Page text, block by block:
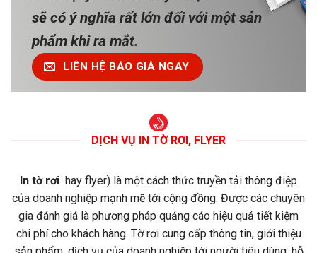
sẽ có ý nghĩa rất lớn đối với một sản
phẩm khi ra mắt.
LIÊN HỆ BÁO GIÁ NGAY
DỊCH VỤ IN TỜ RƠI, FLYER
In tờ rơi hay flyer) là một cách thức truyền tải thông điệp
của doanh nghiệp mạnh mẽ tới cộng đồng. Được các chuyên
gia đánh giá là phương pháp quảng cáo hiệu quả tiết kiệm
chi phí cho khách hàng. Tờ rơi cung cấp thông tin, giới thiệu